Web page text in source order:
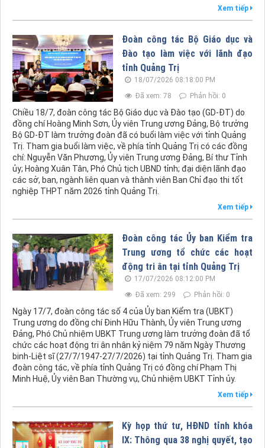
Xem tiếp
Đoàn công tác Bộ Giáo dục và
Đào tạo làm việc với lãnh đạo
tỉnh Quảng Trị
18/07/2026 08:18:00 PM
Đã xem: 78
Phản hồi: 0
Chiều 18/7, đoàn công tác Bộ Giáo dục và Đào tạo (GD-ĐT) do
đồng chí Hoàng Minh Sơn, Ủy viên Trung ương Đảng, Bộ trưởng
Bộ GD-ĐT làm trưởng đoàn đã có buổi làm việc với tỉnh Quảng
Trị. Tham gia buổi làm việc, về phía tỉnh Quảng Trị có các đồng
chí: Nguyễn Văn Phương, Ủy viên Trung ương Đảng, Bí thư Tỉnh
ủy; Hoàng Xuân Tân, Phó Chủ tịch UBND tỉnh; đại diện lãnh đạo
các sở, ban, ngành liên quan và thành viên Ban Chỉ đạo thi tốt
nghiệp THPT năm 2026 tỉnh Quảng Trị.
Xem tiếp
Đoàn công tác Ủy ban Kiểm tra
Trung ương tổ chức các hoạt
động tri ân tại tỉnh Quảng Trị
17/07/2026 08:12:00 PM
Đã xem: 299
Phản hồi: 0
Ngày 17/7, đoàn công tác số 4 của Ủy ban Kiểm tra (UBKT)
Trung ương do đồng chí Đinh Hữu Thành, Ủy viên Trung ương
Đảng, Phó Chủ nhiệm UBKT Trung ương làm trưởng đoàn đã tổ
chức các hoạt động tri ân nhân kỷ niệm 79 năm Ngày Thương
binh-Liệt sĩ (27/7/1947-27/7/2026) tại tỉnh Quảng Trị. Tham gia
đoàn công tác, về phía tỉnh Quảng Trị có đồng chí Phạm Thị
Minh Huệ, Ủy viên Ban Thường vụ, Chủ nhiệm UBKT Tỉnh ủy.
Xem tiếp
Kỳ họp thứ tư, HĐND tỉnh khóa
IX: Thông qua 38 nghị quyết, tạo